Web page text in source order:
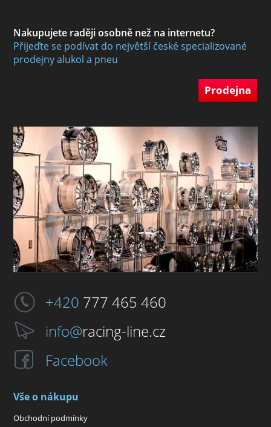
Nakupujete raději osobně než na internetu?
Přijeďte se podívat do největší české specializované
prodejny alukol a pneu
Prodejna
+420 777 465 460
info@racing-line.cz
Facebook
Vše o nákupu
Obchodní podmínky